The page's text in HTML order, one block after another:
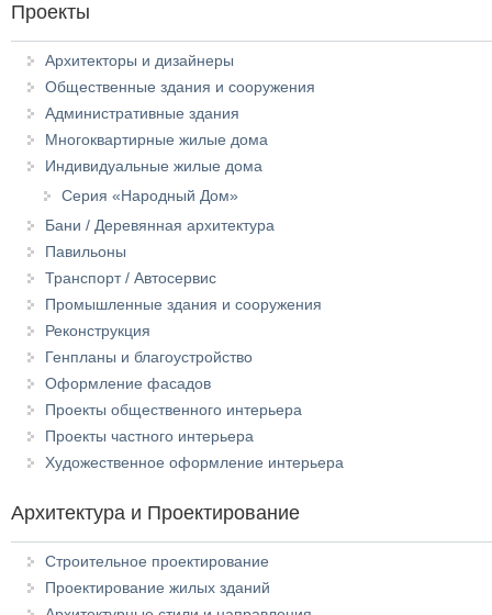
Проекты
Архитекторы и дизайнеры
Общественные здания и сооружения
Административные здания
Многоквартирные жилые дома
Индивидуальные жилые дома
Серия «Народный Дом»
Бани / Деревянная архитектура
Павильоны
Транспорт / Автосервис
Промышленные здания и сооружения
Реконструкция
Генпланы и благоустройство
Оформление фасадов
Проекты общественного интерьера
Проекты частного интерьера
Художественное оформление интерьера
Архитектура и Проектирование
Строительное проектирование
Проектирование жилых зданий